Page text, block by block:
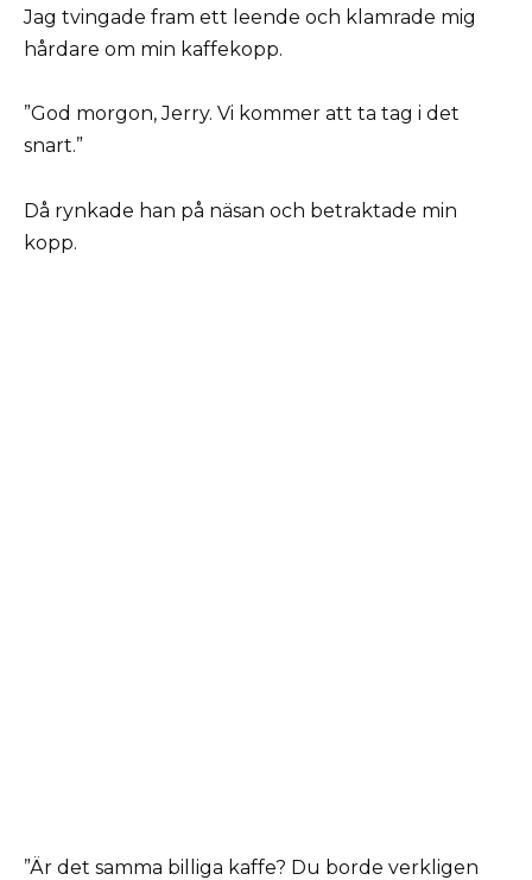
Jag tvingade fram ett leende och klamrade mig
hårdare om min kaffekopp.
”God morgon, Jerry. Vi kommer att ta tag i det
snart.”
Då rynkade han på näsan och betraktade min
kopp.
”Är det samma billiga kaffe? Du borde verkligen